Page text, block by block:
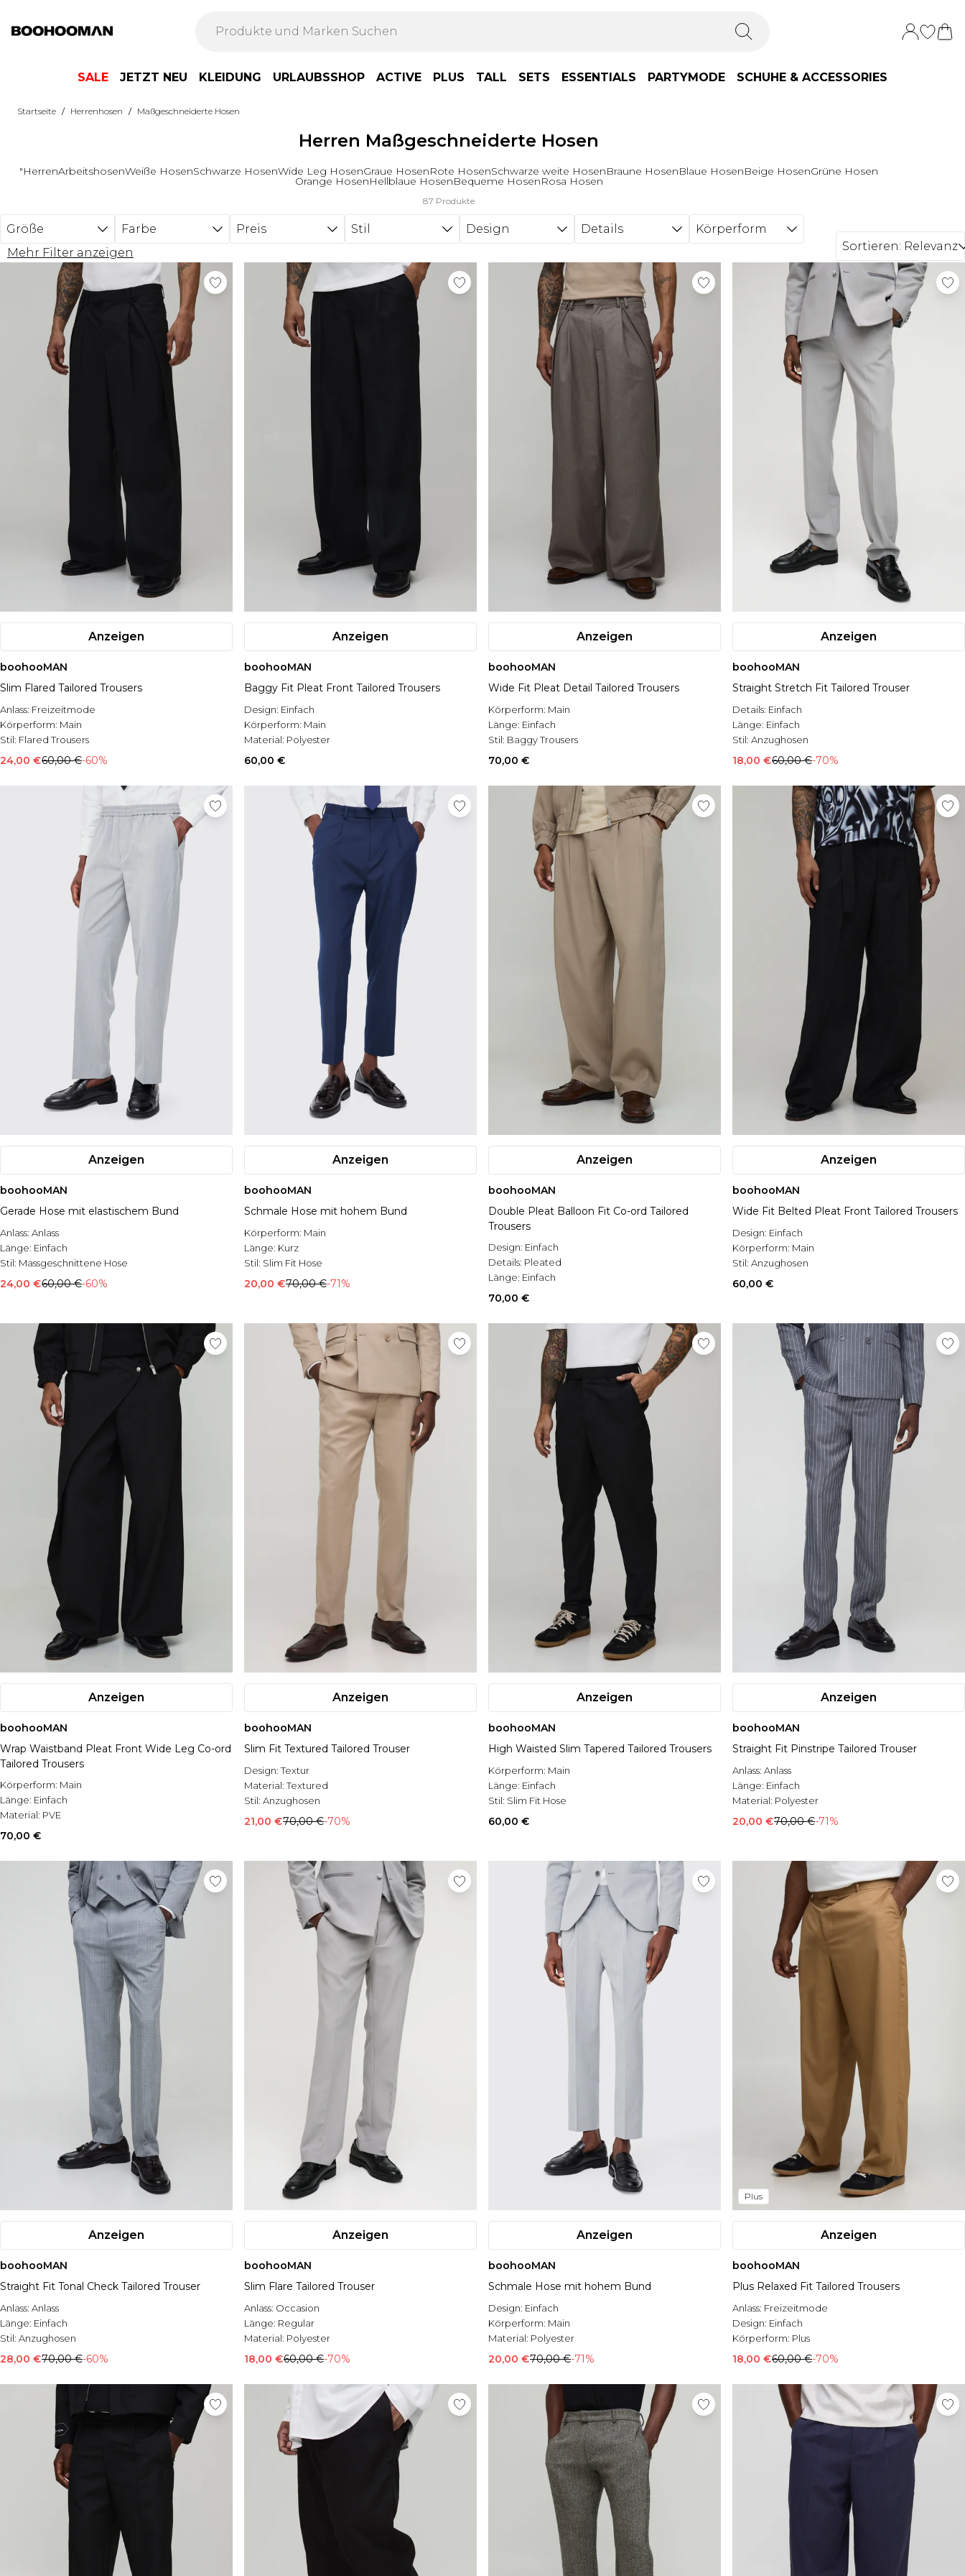
SALE JETZT NEU KLEIDUNG URLAUBSSHOP ACTIVE PLUS TALL SETS ESSENTIALS PARTYMODE SCHUHE & ACCESSORIES
Startseite / Herrenhosen / Maßgeschneiderte Hosen
Herren Maßgeschneiderte Hosen
"HerrenArbeitshosenWeiße HosenSchwarze HosenWide Leg HosenGraue HosenRote HosenSchwarze weite HosenBraune HosenBlaue HosenBeige HosenGrüne Hosen
Orange HosenHellblaue HosenBequeme HosenRosa Hosen
87 Produkte
Größe Farbe Preis Stil Design Details
Körperform
Mehr Filter anzeigen
Sortieren: Relevanz
Anzeigen
boohooMAN
Slim Flared Tailored Trousers
Anlass: Freizeitmode
Körperform: Main
Stil: Flared Trousers
24,00 €60,00 €-60%
Anzeigen
boohooMAN
Baggy Fit Pleat Front Tailored Trousers
Design: Einfach
Körperform: Main
Material: Polyester
60,00 €
Anzeigen
boohooMAN
Wide Fit Pleat Detail Tailored Trousers
Körperform: Main
Länge: Einfach
Stil: Baggy Trousers
70,00 €
Anzeigen
boohooMAN
Straight Stretch Fit Tailored Trouser
Details: Einfach
Länge: Einfach
Stil: Anzughosen
18,00 €60,00 €-70%
Anzeigen
boohooMAN
Gerade Hose mit elastischem Bund
Anlass: Anlass
Länge: Einfach
Stil: Massgeschnittene Hose
24,00 €60,00 €-60%
Anzeigen
boohooMAN
Schmale Hose mit hohem Bund
Körperform: Main
Länge: Kurz
Stil: Slim Fit Hose
20,00 €70,00 €-71%
Anzeigen
boohooMAN
Double Pleat Balloon Fit Co-ord Tailored
Trousers
Design: Einfach
Details: Pleated
Länge: Einfach
70,00 €
Anzeigen
boohooMAN
Wide Fit Belted Pleat Front Tailored Trousers
Design: Einfach
Körperform: Main
Stil: Anzughosen
60,00 €
Anzeigen
boohooMAN
Wrap Waistband Pleat Front Wide Leg Co-ord
Tailored Trousers
Körperform: Main
Länge: Einfach
Material: PVE
70,00 €
Anzeigen
boohooMAN
Slim Fit Textured Tailored Trouser
Design:Textur
Material:Textured
Stil: Anzughosen
21,00 €70,00 €-70%
Anzeigen
boohooMAN
High Waisted Slim Tapered Tailored Trousers
Körperform: Main
Länge: Einfach
Stil: Slim Fit Hose
60,00 €
Anzeigen
boohooMAN
Straight Fit Pinstripe Tailored Trouser
Anlass: Anlass
Länge: Einfach
Material: Polyester
20,00 €70,00 €-71%
Anzeigen
boohooMAN
Straight Fit Tonal Check Tailored Trouser
Anlass: Anlass
Länge: Einfach
Stil: Anzughosen
28,00 €70,00 €-60%
Anzeigen
boohooMAN
Slim Flare Tailored Trouser
Anlass: Occasion
Länge: Regular
Material: Polyester
18,00 €60,00 €-70%
Anzeigen
boohooMAN
Schmale Hose mit hohem Bund
Design: Einfach
Körperform: Main
Material: Polyester
20,00 €70,00 €-71%
Plus
Anzeigen
boohooMAN
Plus Relaxed Fit Tailored Trousers
Anlass: Freizeitmode
Design: Einfach
Körperform: Plus
18,00 €60,00 €-70%